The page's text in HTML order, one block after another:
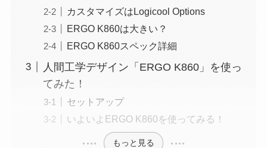
カスタマイズはLogicool Options
ERGO K860は大きい？
ERGO K860スペック詳細
人間工学デザイン「ERGO K860」を使っ
てみた！
セットアップ
いよいよERGO K860を使ってみる！
もっと見る